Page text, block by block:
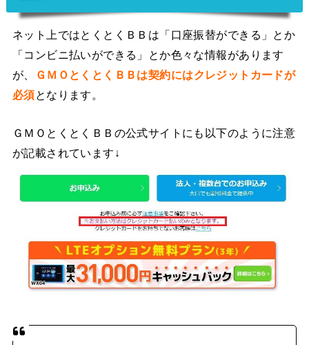
ネット上ではとくとくＢＢは「口座振替ができる」とか
「コンビニ払いができる」とか色々な情報があります
が、
ＧＭＯとくとくＢＢは契約にはクレジットカードが
必須となります。
ＧＭＯとくとくＢＢの公式サイトにも以下のように注意
が記載されています↓